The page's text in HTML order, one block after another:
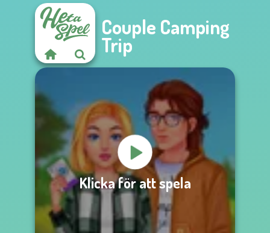
Couple Camping
Trip
Klicka för att spela